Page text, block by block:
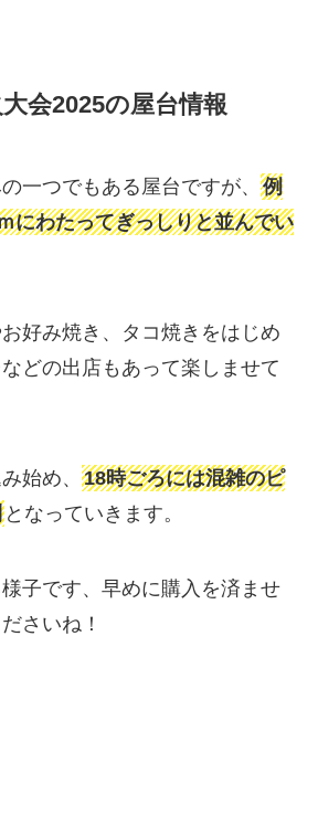
会2025の屋台情報
一つでもある屋台ですが、
例
にわたってぎっしりと並んでい
好み焼き、タコ焼きをはじめ
どの出店もあって楽しませて
始め、 18時ごろには混雑のピ
となっていきます。
子です、早めに購入を済ませ
さいね！